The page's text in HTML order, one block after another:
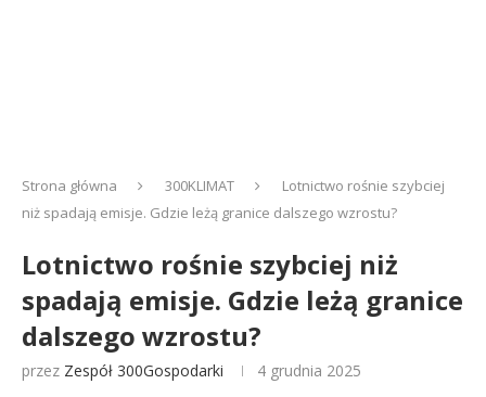
Strona główna 300KLIMAT
Lotnictwo rośnie szybciej
niż spadają emisje. Gdzie leżą granice dalszego wzrostu?
Lotnictwo rośnie szybciej niż
spadają emisje. Gdzie leżą granice
dalszego wzrostu?
przez Zespół 300Gospodarki 4 grudnia 2025